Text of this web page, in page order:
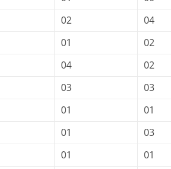
02 04
01 02
04 02
03 03
01 01
01 03
01 01